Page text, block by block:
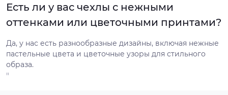
Есть ли у вас чехлы с нежными
оттенками или цветочными принтами?
Да, у нас есть разнообразные дизайны, включая нежные
пастельные цвета и цветочные узоры для стильного
образа.
"